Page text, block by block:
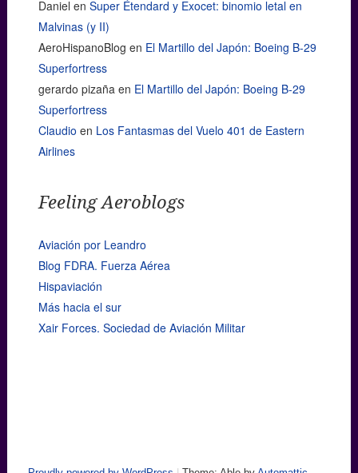
Daniel en Super Étendard y Exocet: binomio letal en
Malvinas (y II)
AeroHispanoBlog en El Martillo del Japón: Boeing B-29
Superfortress
gerardo pizaña en El Martillo del Japón: Boeing B-29
Superfortress
Claudio en Los Fantasmas del Vuelo 401 de Eastern
Airlines
Feeling Aeroblogs
Aviación por Leandro
Blog FDRA. Fuerza Aérea
Hispaviación
Más hacia el sur
Xair Forces. Sociedad de Aviación Militar